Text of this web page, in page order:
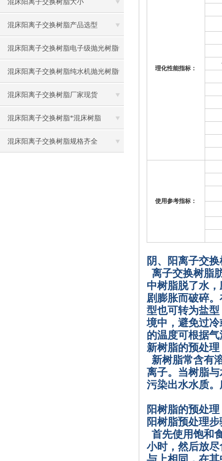
混床阳离子交换树脂大小
混床阳离子交换树脂产品选型
混床阳离子交换树脂电子级抛光树脂
混床阳离子交换树脂纯水机抛光树脂
混床阳离子交换树脂厂家现货
混床阳离子交换树脂*混床树脂
混床阳离子交换树脂规格齐全
理化性能指标：
使用参考指标：
阴、阳离子交
离子交换树脂
中树脂脱了水
剧膨胀而破碎
型也可转为盐
境中，避免过
的温度可根据
新树脂的预处理
新树脂常含有
离子。当树脂
污染出水水质
阳树脂的预处理
阳树脂预处理
首先使用饱和
小时，然后放